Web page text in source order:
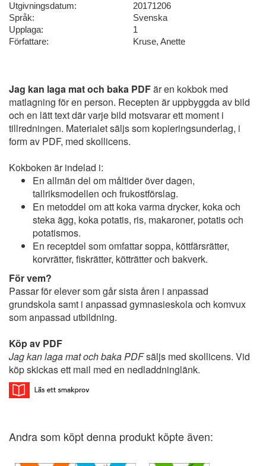
Utgivningsdatum:
20171206
Språk:
Svenska
Upplaga:
1
Författare:
Kruse, Anette
Jag kan laga mat och baka PDFär en kokbok med
matlagning för en person. Recepten är uppbyggda av bild
och en lätt text där varje bild motsvarar ett moment i
tillredningen. Materialet säljs som kopieringsunderlag, i
form av PDF, med skollicens.
Kokboken är indelad i:
En allmän del om måltider över dagen,
tallriksmodellen och frukostförslag.
En metoddel om att koka varma drycker, koka och
steka ägg, koka potatis, ris, makaroner, potatis och
potatismos.
En receptdel som omfattar soppa, köttfärsrätter,
korvrätter, fiskrätter, kötträtter och bakverk.
För vem?
Passar för elever som går sista åren i anpassad
grundskola samt i anpassad gymnasieskola och komvux
som anpassad utbildning.
Köp av PDF
Jag kan laga mat och baka PDFsäljs med skollicens. Vid
köp skickas ett mail med en nedladdninglänk.
Andra som köpt denna produkt köpte även: